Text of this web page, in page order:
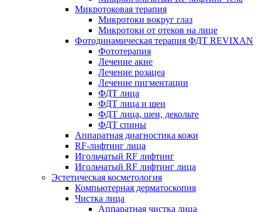
Микротоковая терапия
Микротоки вокруг глаз
Микротоки от отеков на лице
Фотодинамическая терапия ФДТ REVIXAN
Фототерапия
Лечение акне
Лечение розацеа
Лечение пигментации
ФДТ лица
ФДТ лица и шеи
ФДТ лица, шеи, декольте
ФДТ спины
Аппаратная диагностика кожи
RF-лифтинг лица
Игольчатый RF лифтинг
Игольчатый RF лифтинг лица
Эстетическая косметология
Компьютерная дерматоскопия
Чистка лица
Аппаратная чистка лица